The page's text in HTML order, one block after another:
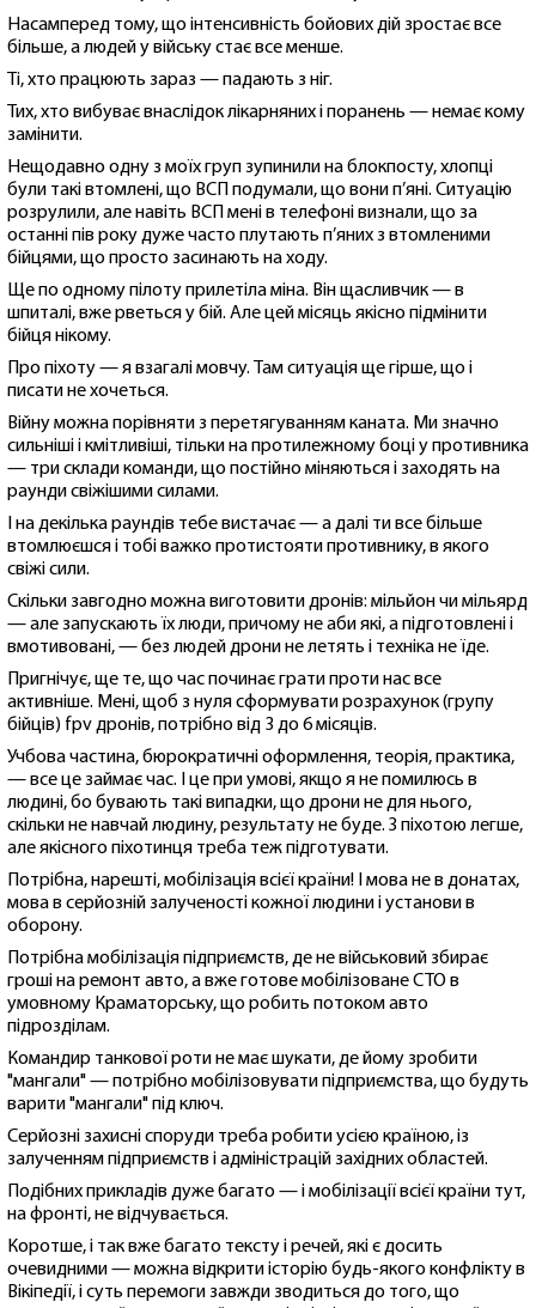
Насамперед тому, що інтенсивність бойових дій зростає все
більше, а людей у війську стає все менше.
Ті, хто працюють зараз — падають з ніг.
Тих, хто вибуває внаслідок лікарняних і поранень — немає кому
замінити.
Нещодавно одну з моїх груп зупинили на блокпосту, хлопці
були такі втомлені, що ВСП подумали, що вони п’яні. Ситуацію
розрулили, але навіть ВСП мені в телефоні визнали, що за
останні пів року дуже часто плутають п’яних з втомленими
бійцями, що просто засинають на ходу.
Ще по одному пілоту прилетіла міна. Він щасливчик — в
шпиталі, вже рветься у бій. Але цей місяць якісно підмінити
бійця нікому.
Про піхоту — я взагалі мовчу. Там ситуація ще гірше, що і
писати не хочеться.
Війну можна порівняти з перетягуванням каната. Ми значно
сильніші і кмітливіші, тільки на протилежному боці у противника
— три склади команди, що постійно міняються і заходять на
раунди свіжішими силами.
І на декілька раундів тебе вистачає — а далі ти все більше
втомлюєшся і тобі важко протистояти противнику, в якого
свіжі сили.
Скільки завгодно можна виготовити дронів: мільйон чи мільярд
— але запускають їх люди, причому не аби які, а підготовлені і
вмотивовані, — без людей дрони не летять і техніка не їде.
Пригнічує, ще те, що час починає грати проти нас все
активніше. Мені, щоб з нуля сформувати розрахунок (групу
бійців) fpv дронів, потрібно від 3 до 6 місяців.
Учбова частина, бюрократичні оформлення, теорія, практика,
— все це займає час. I це при умові, якщо я не помилюсь в
людині, бо бувають такі випадки, що дрони не для нього,
скільки не навчай людину, результату не буде. З піхотою легше,
але якісного піхотинця треба теж підготувати.
Потрібна, нарешті, мобілізація всієї країни! І мова не в донатах,
мова в серйозній залученості кожної людини і установи в
оборону.
Потрібна мобілізація підприємств, де не військовий збирає
гроші на ремонт авто, а вже готове мобілізоване СТО в
умовному Краматорську, що робить потоком авто
підрозділам.
Командир танкової роти не має шукати, де йому зробити
"мангали" — потрібно мобілізовувати підприємства, що будуть
варити "мангали" під ключ.
Серйозні захисні споруди треба робити усією країною, із
залученням підприємств і адміністрацій західних областей.
Подібних прикладів дуже багато — і мобілізації всієї країни тут,
на фронті, не відчувається.
Коротше, і так вже багато тексту і речей, які є досить
очевидними — можна відкрити історію будь-якого конфлікту в
Вікіпедії, і суть перемоги завжди зводиться до того, що